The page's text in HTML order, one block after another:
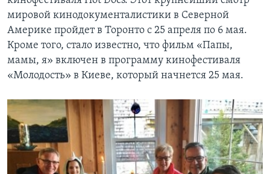
мировой кинодокументалистики в Северной
Америке пройдет в Торонто с 25 апреля по 6 мая.
Кроме того, стало известно, что фильм «Папы,
мамы, я» включен в программу кинофестиваля
«Молодость» в Киеве, который начнется 25 мая.